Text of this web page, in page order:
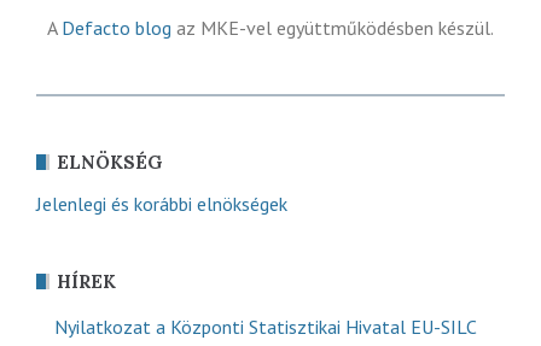
A Defacto blog az MKE-vel együttműködésben készül.
ELNÖKSÉG
Jelenlegi és korábbi elnökségek
HÍREK
Nyilatkozat a Központi Statisztikai Hivatal EU-SILC